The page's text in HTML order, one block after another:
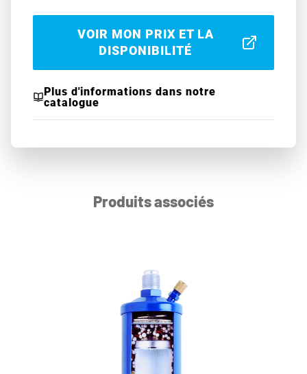
VOIR MON PRIX ET LA
DISPONIBILITÉ
Plus d'informations dans notre
catalogue
Produits associés